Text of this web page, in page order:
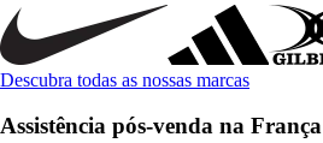
Descubra todas as nossas marcas
Assistência pós-venda na França